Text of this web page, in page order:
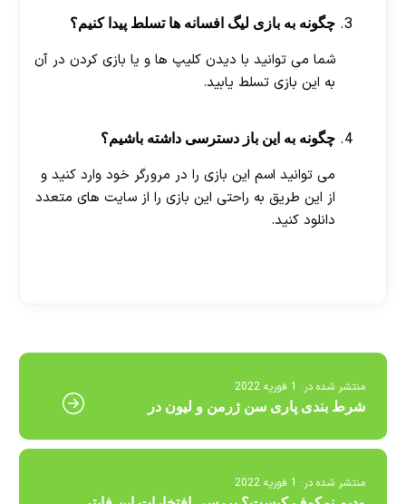
چگونه به بازی لیگ افسانه ها تسلط پیدا کنیم؟
شما می توانید با دیدن کلیپ ها و یا بازی کردن در آن
به این بازی تسلط یابید.
چگونه به این باز دسترسی داشته باشیم؟
می توانید اسم این بازی را در مرورگر خود وارد کنید و
از این طریق به راحتی این بازی را از سایت های متعدد
دانلود کنید.
منتشر شده در: 1 فوریه 2022
شرط بندی پاری سن ژرمن و لیون در
منتشر شده در: 1 فوریه 2022